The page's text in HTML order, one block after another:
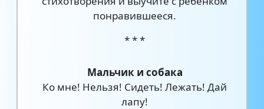
понравившееся.
* * *
Мальчик и собака
Ко мне! Нельзя! Сидеть! Лежать! Дай
лапу!